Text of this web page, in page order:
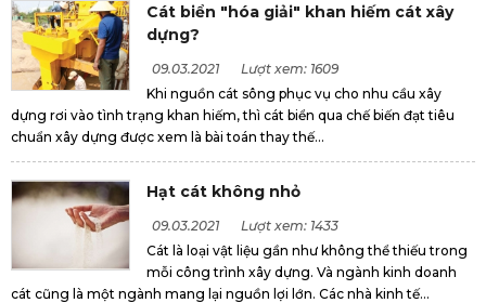
Cát biển "hóa giải" khan hiếm cát xây
dựng?
09.03.2021
Lượt xem: 1609
Khi nguồn cát sông phục vụ cho nhu cầu xây
dựng rơi vào tình trạng khan hiếm, thì cát biển qua chế biến đạt tiêu
chuẩn xây dựng được xem là bài toán thay thế...
Hạt cát không nhỏ
09.03.2021
Lượt xem: 1433
Cát là loại vật liệu gần như không thể thiếu trong
mỗi công trình xây dựng. Và ngành kinh doanh
cát cũng là một ngành mang lại nguồn lợi lớn. Các nhà kinh tế...